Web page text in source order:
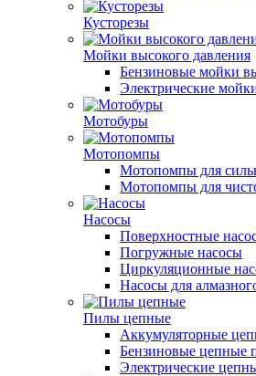
Кусторезы
Мойки высокого давления
Бензиновые мойки
Электрические
Мотобуры
Мотопомпы
Мотопомпы для
Мотопомпы для
Насосы
Поверхностные
Погружные насосы
Циркуляционные
Насосы для
Пилы цепные
Аккумуляторные
Бензиновые цепные
Электрические